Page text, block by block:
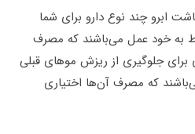
ابرو چند نوع دارو برای شما
به خود عمل می‌باشند که مصرف
جلوگیری از ریزش موهای قبلی
که مصرف آن‌ها اختیاری